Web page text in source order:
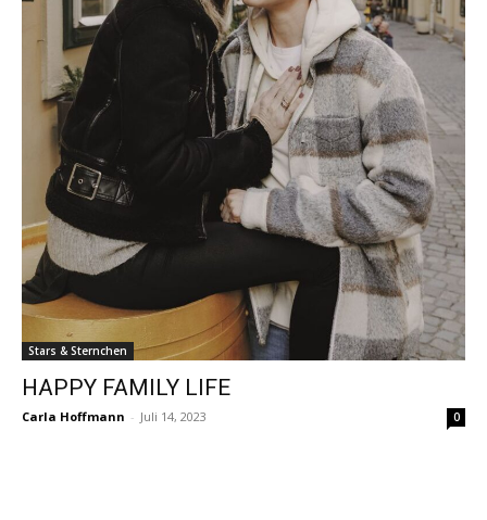
Stars & Sternchen
HAPPY FAMILY LIFE
Carla Hoffmann - Juli 14, 2023 0